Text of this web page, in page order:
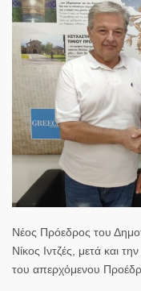
Νέος Πρόεδρος του
Νίκος Ιντζές, μετά και
του απερχόμενου